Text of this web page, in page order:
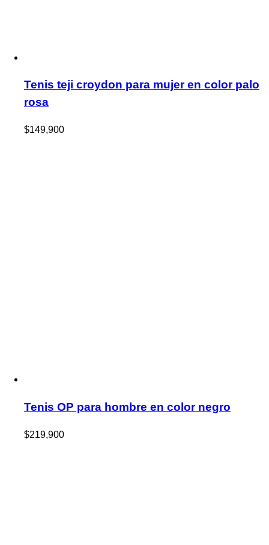
Tenis teji croydon para mujer en color palo
rosa
$149,900
Tenis OP para hombre en color negro
$219,900